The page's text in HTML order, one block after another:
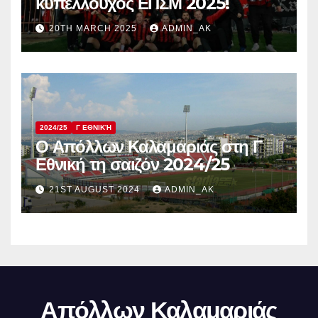
20TH MARCH 2025 ADMIN_AK
2024/25 Γ ΕΘΝΙΚΉ
Ο Απόλλων Καλαμαριάς στη Γ
Εθνική τη σαιζόν 2024/25
21ST AUGUST 2024 ADMIN_AK
Απόλλων Καλαμαριάς